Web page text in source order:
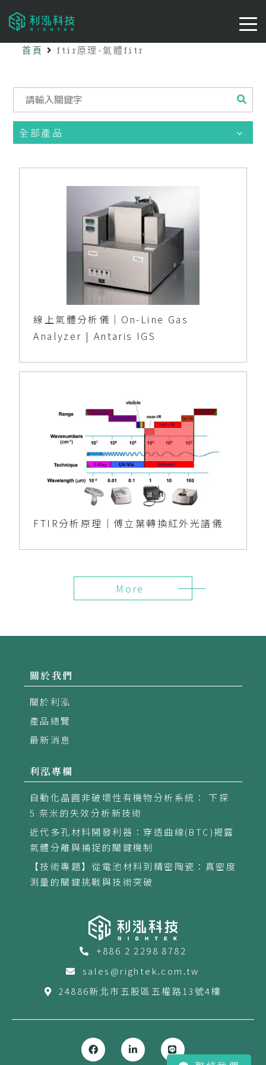
首頁 ftir原理-氣體fitr
全部產品
線上氣體分析儀｜On-Line Gas
Analyzer | Antaris IGS
FTIR分析原理｜傅立葉轉換紅外光譜儀
More
關於我們
關於利泓
產品總覽
最新消息
利泓專欄
自動化晶圓非破壞性有機物分析系統： 下探
5 奈米的失效分析新技術
近代多孔材料開發利器：穿透曲線(BTC)揭露
氣體分離與捕捉的關鍵機制
【技術專題】從電池材料到精密陶瓷：真密度
測量的關鍵挑戰與技術突破
+886 2 2298 8782
sales@rightek.com.tw
24886新北市五股區五權路13號4樓